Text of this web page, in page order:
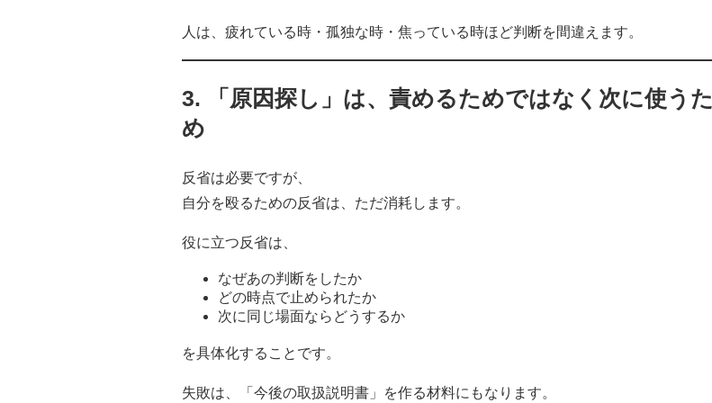
人は、疲れている時・孤独な時・焦っている時ほど判断を間違えます。
3. 「原因探し」は、責めるためではなく次に使うた
め
反省は必要ですが、
自分を殴るための反省は、ただ消耗します。
役に立つ反省は、
なぜあの判断をしたか
どの時点で止められたか
次に同じ場面ならどうするか
を具体化することです。
失敗は、「今後の取扱説明書」を作る材料にもなります。